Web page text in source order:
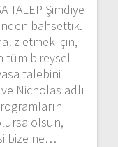
TALEP Şimdiye
bahsettik.
etmek için,
tüm bireysel
talebini
Nicholas adlı
olsun,
bize ne…